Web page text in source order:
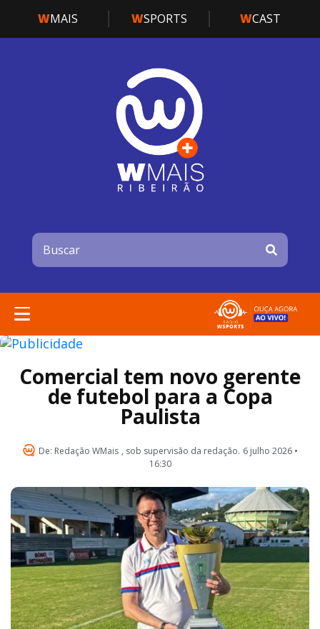
WMAIS WSPORTS WCAST
Comercial tem novo gerente
de futebol para a Copa
Paulista
De: Redação WMais , sob supervisão da redação. 6 julho 2026 •
16:30